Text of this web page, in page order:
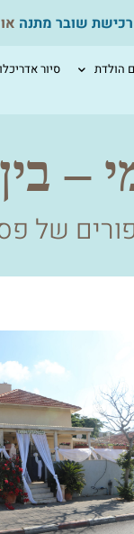
רכישת שובר מתנה או
הולדת סיור
–
של